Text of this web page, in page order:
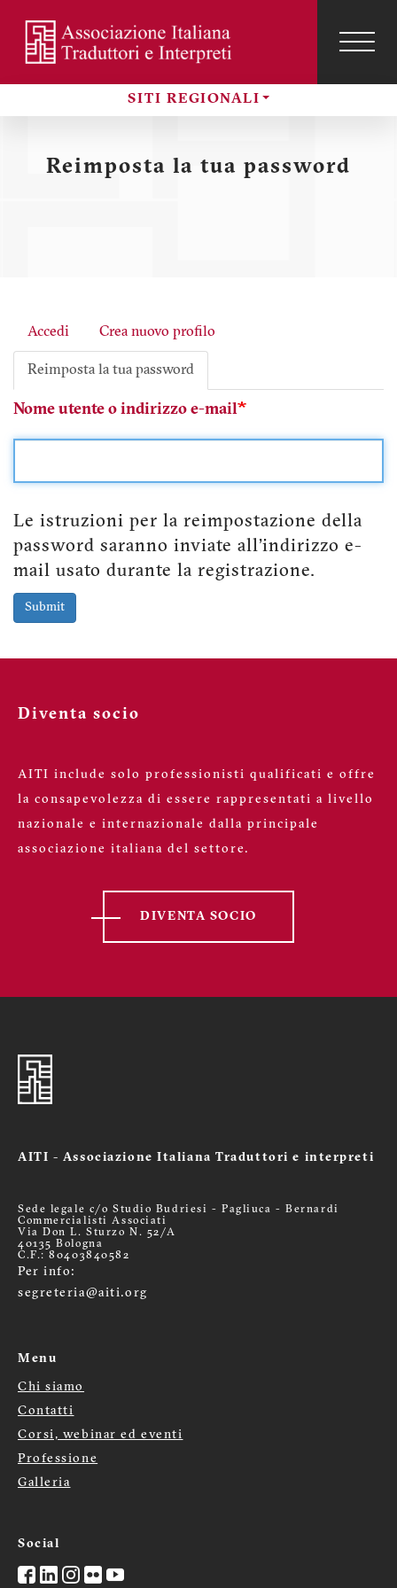
contenuto
principale
SITI REGIONALI
Menu
profilo
utente
Reimposta la tua password
Schede
primarie
Accedi Crea nuovo profilo
Reimposta la tua password
Nome utente o indirizzo e-mail
Le istruzioni per la reimpostazione della
password saranno inviate all'indirizzo e-
mail usato durante la registrazione.
Submit
Diventa socio
AITI include solo professionisti qualificati e offre
la consapevolezza di essere rappresentati a livello
nazionale e internazionale dalla principale
associazione italiana del settore.
DIVENTA SOCIO
AITI - Associazione Italiana Traduttori e interpreti
Sede legale c/o Studio Budriesi - Pagliuca - Bernardi
Commercialisti Associati
Via Don L. Sturzo N. 52/A
40135 Bologna
C.F.: 80403840582
Per info:
segreteria@aiti.org
Menu
Menù
footer
Chi siamo
Contatti
Corsi, webinar ed eventi
Professione
Galleria
Social